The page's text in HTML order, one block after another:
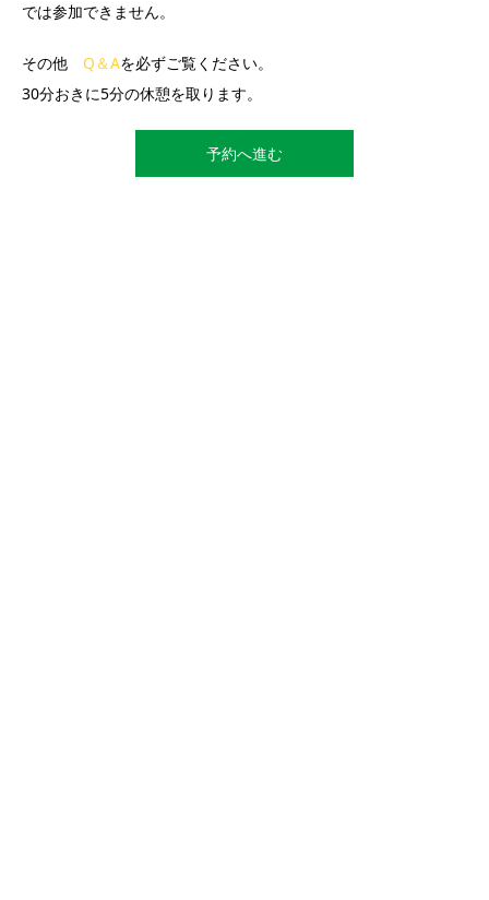
では参加できません。
その他 Q＆Aを必ずご覧ください。
30分おきに5分の休憩を取ります。
予約へ進む